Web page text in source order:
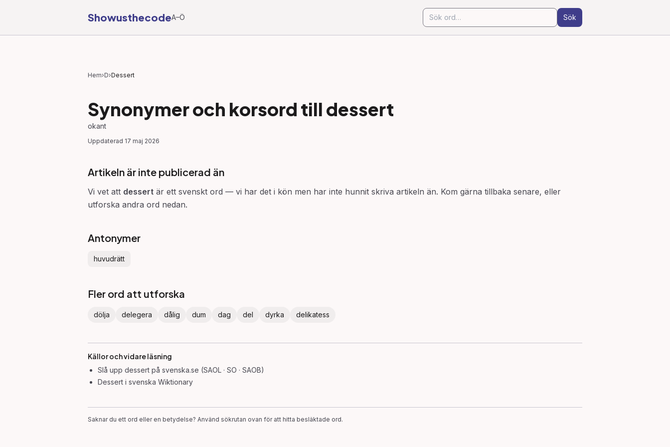
ShowusthecodeA–Ö Sök
Hem›D›Dessert
Synonymer och korsord till dessert
okant
Uppdaterad 17 maj 2026
Artikeln är inte publicerad än
Vi vet att dessert är ett svenskt ord — vi har det i kön men har inte hunnit skriva artikeln än. Kom gärna tillbaka senare, eller
utforska andra ord nedan.
Antonymer
huvudrätt
Fler ord att utforska
dölja delegera dålig dum dag del dyrka delikatess
Källor och vidare läsning
Slå upp dessert på svenska.se (SAOL · SO · SAOB)
Dessert i svenska Wiktionary
Saknar du ett ord eller en betydelse? Använd sökrutan ovan för att hitta besläktade ord.